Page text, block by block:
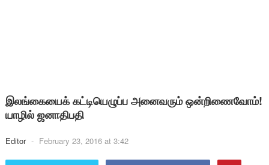
இலங்கையைக் கட்டியெழுப்ப அனைவரும் ஒன்றிணைவோம்!
யாழில் ஜனாதிபதி
Editor - February 23, 2016 at 3:42